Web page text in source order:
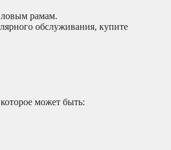
рамам.
обслуживания, купите
может быть: